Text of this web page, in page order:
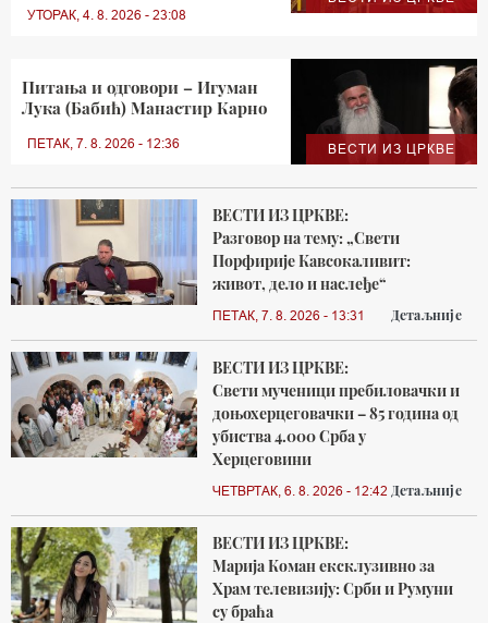
УТОРАК, 4. 8. 2026 - 23:08
ВЕСТИ ИЗ ЦРКВЕ
Питања и одговори – Игуман
Лука (Бабић) Манастир Карно
ПЕТАК, 7. 8. 2026 - 12:36
ВЕСТИ ИЗ ЦРКВЕ:
Разговор на тему: „Свети
Порфирије Кавсокаливит:
живот, дело и наслеђе“
ПЕТАК, 7. 8. 2026 - 13:31 Детаљније
ВЕСТИ ИЗ ЦРКВЕ:
Свети мученици пребиловачки и
доњохерцеговачки – 85 година од
убиства 4.000 Срба у
Херцеговини
ЧЕТВРТАК, 6. 8. 2026 - 12:42 Детаљније
ВЕСТИ ИЗ ЦРКВЕ:
Марија Коман ексклузивно за
Храм телевизију: Срби и Румуни
су браћа